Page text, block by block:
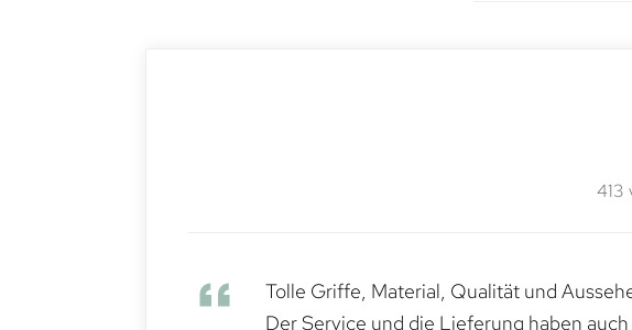
413
Tolle Griffe, Material, Qualität und
Der Service und die Lieferung haben